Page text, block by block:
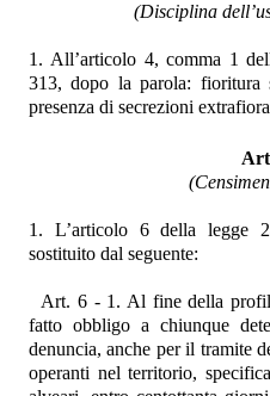
(Disciplina
1. All’articolo 4, comma 1
313, dopo la parola: fioritura
presenza di secrezioni
1. L’articolo 6 della legge
sostituito dal seguente:
Art. 6 - 1. Al fine della
fatto obbligo a chiunque
denuncia, anche per il tramite
operanti nel territorio,